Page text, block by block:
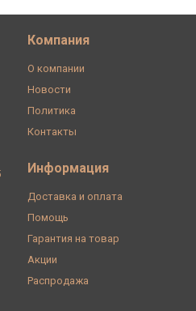
Компания
О компании
Новости
Политика
Контакты
Информация
Доставка и оплата
Помощь
Гарантия на товар
Акции
Распродажа